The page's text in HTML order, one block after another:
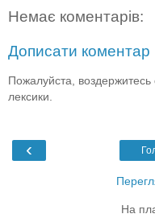
Немає коментарів:
Дописати коментар
Пожалуйста,
лексики.
‹
На